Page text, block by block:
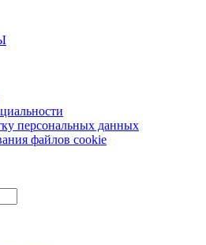
персональных данных
файлов сookie